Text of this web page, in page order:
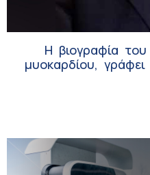
Η βιογραφία
μυοκαρδίου,